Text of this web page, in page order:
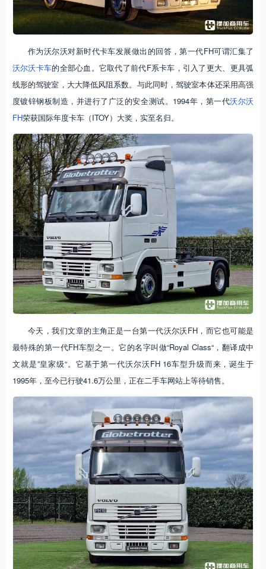
作为沃尔沃对新时代卡车发展做出的回答，第一代FH可谓汇集了
沃尔沃卡车的全部心血。它取代了前代F系卡车，引入了更大、更具弧
线形的驾驶室，大大降低风阻系数。与此同时，驾驶室本体还采用高强
度镀锌钢板制造，并进行了广泛的安全测试。1994年，第一代沃尔沃
FH荣获国际年度卡车（ITOY）大奖，实至名归。
今天，我们文章的主角正是一台第一代沃尔沃FH，而它也可能是
最特殊的第一代FH车型之一。它的名字叫做“Royal Class“，翻译成中
文就是”皇家级“。它基于第一代沃尔沃FH 16车型升级而来，诞生于
1995年，至今已行驶41.6万公里，正在二手车网站上等待销售。